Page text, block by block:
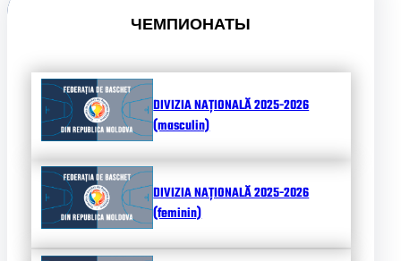
ЧЕМПИОНАТЫ
DIVIZIA NAȚIONALĂ 2025-2026
(masculin)
DIVIZIA NAȚIONALĂ 2025-2026
(feminin)